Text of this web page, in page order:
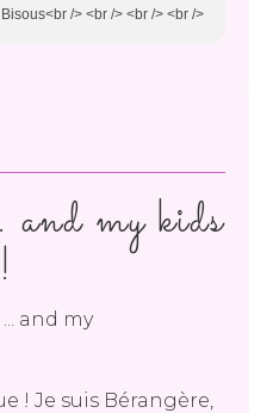
/> <br /> <br /> <br />
my kids
!
! Je suis Bérangère,